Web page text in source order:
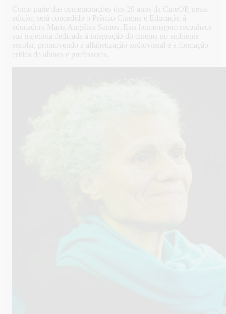
Como parte das comemorações dos 20 anos da CineOP, nesta
edição, será concedido o Prêmio Cinema e Educação à
educadora Maria Angélica Santos. Esta homenagem reconhece
sua trajetória dedicada à integração do cinema no ambiente
escolar, promovendo a alfabetização audiovisual e a formação
crítica de alunos e professores.